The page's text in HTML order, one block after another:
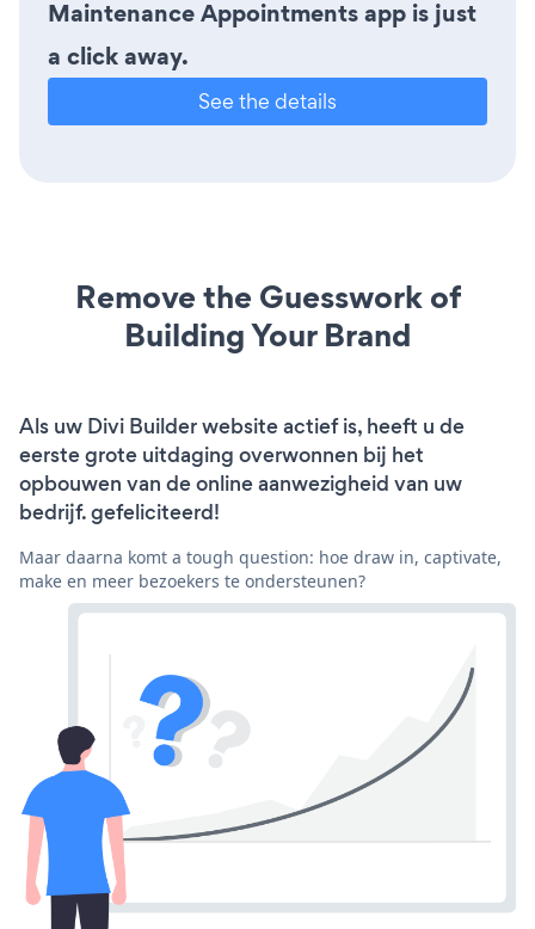
Maintenance Appointments app is just
a click away.
See the details
Remove the Guesswork of
Building Your Brand
Als uw Divi Builder website actief is, heeft u de
eerste grote uitdaging overwonnen bij het
opbouwen van de online aanwezigheid van uw
bedrijf. gefeliciteerd!
Maar daarna komt a tough question: hoe draw in, captivate,
make en meer bezoekers te ondersteunen?